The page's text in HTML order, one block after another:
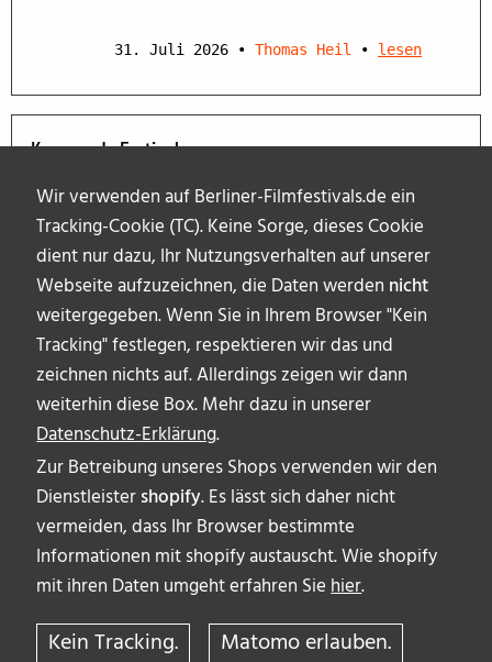
Wir verwenden auf Berliner-Filmfestivals.de ein
Tracking-Cookie (TC). Keine Sorge, dieses Cookie
dient nur dazu, Ihr Nutzungsverhalten auf unserer
Webseite aufzuzeichnen, die Daten werden nicht
weitergegeben. Wenn Sie in Ihrem Browser "Kein
Tracking" festlegen, respektieren wir das und
zeichnen nichts auf. Allerdings zeigen wir dann
weiterhin diese Box. Mehr dazu in unserer
Datenschutz-Erklärung.
Zur Betreibung unseres Shops verwenden wir den
Dienstleistershopify. Es lässt sich daher nicht
vermeiden, dass Ihr Browser bestimmte
Informationen mit shopify austauscht. Wie shopify
mit ihren Daten umgeht erfahren Siehier.
Kein Tracking. Matomo erlauben.
31. Juli 2026 • Thomas Heil • lesen
Kommende Festivals
ÜBER UNS
AUTOR_INNEN
DATENSCHUTZERKLÄRUNG